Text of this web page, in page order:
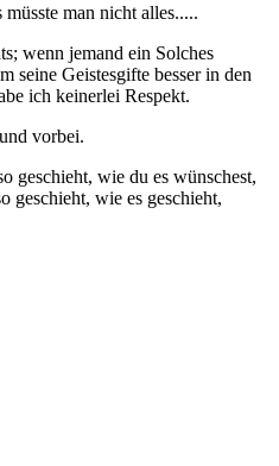
müsste man nicht alles.....
wenn jemand ein Solches
seine Geistesgifte besser in den
ich keinerlei Respekt.
vorbei.
geschieht, wie du es wünschest,
geschieht, wie es geschieht,